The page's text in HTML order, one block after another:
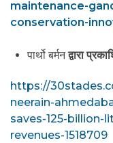
maintenance-
conservation-
पार्थो बर्मनद्वारा
https://
neerain-
saves-125-billion-
revenues-1518709